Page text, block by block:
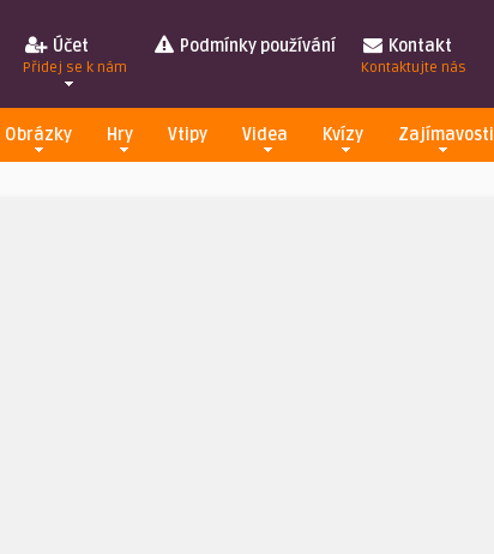
Účet
Přidej se k nám
Podmínky používání Kontakt
Kontaktujte nás
Obrázky Hry Vtipy Videa Kvízy Zajímavosti